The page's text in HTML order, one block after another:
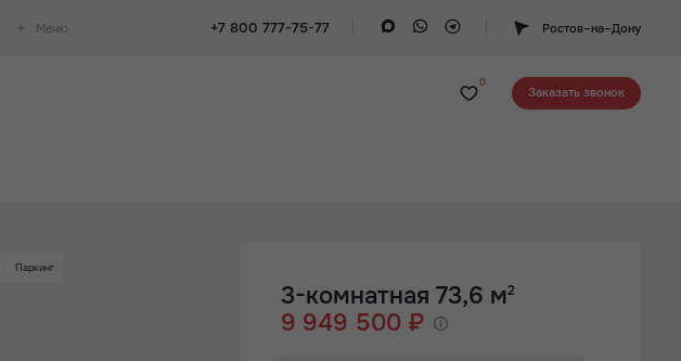
Меню +7 800 777-75-77 Ростов–на–Дону
0
Заказать звонок
Паркинг
3-комнатная 73,6 м2
9 949 500 ₽